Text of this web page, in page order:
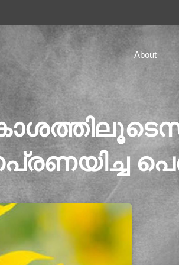
About